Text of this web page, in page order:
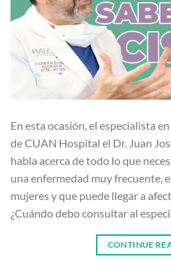
En esta ocasión, el especialista
de CUAN Hospital el Dr. Juan
habla acerca de todo lo que
una enfermedad muy frecuente,
mujeres y que puede llegar a
¿Cuándo debo consultar al
CONTINUE